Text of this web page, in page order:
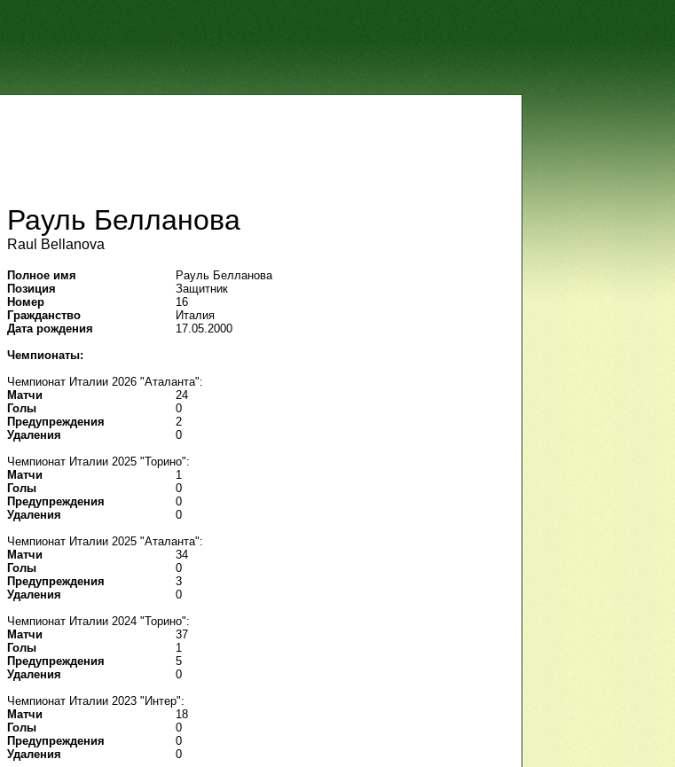
Рауль Белланова
Raul Bellanova
Полное имя
Рауль Белланова
Позиция
Защитник
Номер
16
Гражданство
Италия
Дата рождения
17.05.2000
Чемпионаты:
Чемпионат Италии 2026 "Аталанта":
Матчи
24
Голы
0
Предупреждения
2
Удаления
0
Чемпионат Италии 2025 "Торино":
Матчи
1
Голы
0
Предупреждения
0
Удаления
0
Чемпионат Италии 2025 "Аталанта":
Матчи
34
Голы
0
Предупреждения
3
Удаления
0
Чемпионат Италии 2024 "Торино":
Матчи
37
Голы
1
Предупреждения
5
Удаления
0
Чемпионат Италии 2023 "Интер":
Матчи
18
Голы
0
Предупреждения
0
Удаления
0